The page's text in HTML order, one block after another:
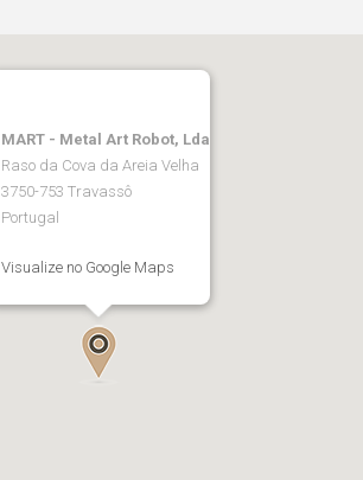
MART - Metal Art Robot, Lda
Raso da Cova da Areia Velha
3750-753 Travassô
Portugal
Visualize no Google Maps